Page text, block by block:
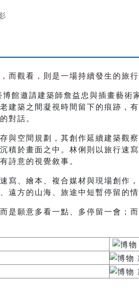
而觀看，則是一場持續發生的旅行
博館邀請建築師詹益忠與插畫藝
建築之間凝視時間留下的痕跡，
對話。
與空間規劃，其創作延續建築觀
積於畫面之中。林俐則以旅行速
詩意的視覺敘事。
寫、繪本、複合媒材與現場創作
遠方的山海、旅途中短暫停留的
是願意多看一點、多停留一會；